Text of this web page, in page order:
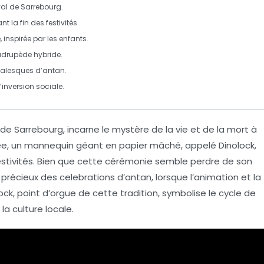
de Sarrebourg.
la fin des festivités.
par les enfants.
hybride.
d’antan.
inversion sociale.
Sarrebourg, incarne le mystère de la vie et de la mort à
un mannequin géant en papier mâché, appelé Dinolock,
Bien que cette cérémonie semble perdre de son
des celebrations d’antan, lorsque l’animation et la
point d’orgue de cette tradition, symbolise le cycle de
culture locale.